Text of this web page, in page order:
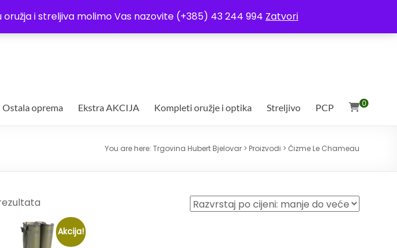
i streljiva molimo Vas nazovite (+385) 43 244 994 Zatvori
Uvjeti poslovanja
0
Ostala oprema Ekstra AKCIJA Kompleti oružje i optika Streljivo PCP
You are here: Trgovina Hubert Bjelovar > Proizvodi > Čizme Le Chameau
Akcija!